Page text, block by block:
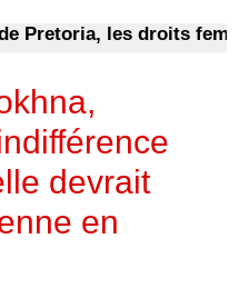
les droits femmes
devrait
en